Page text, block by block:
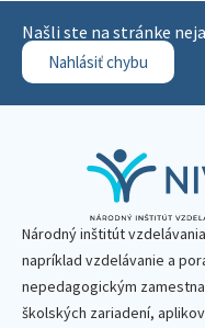
Našli ste na stránke
Nahlásiť chybu
Národný inštitút
napríklad vzdelávanie a
nepedagogickým
školských zariadení,